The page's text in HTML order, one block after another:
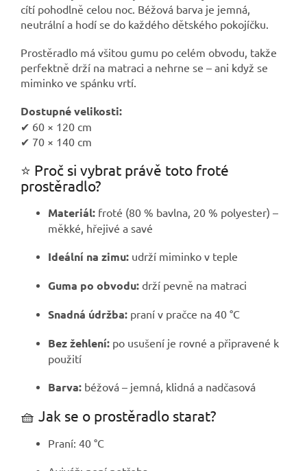
cítí pohodlně celou noc. Béžová barva je jemná,
neutrální a hodí se do každého dětského pokojíčku.
Prostěradlo má všitou gumu po celém obvodu, takže
perfektně drží na matraci a nehrne se – ani když se
miminko ve spánku vrtí.
Dostupné velikosti:
✔ 60 × 120 cm
✔ 70 × 140 cm
⭐ Proč si vybrat právě toto froté
prostěradlo?
Materiál: froté (80 % bavlna, 20 % polyester) –
měkké, hřejivé a savé
Ideální na zimu: udrží miminko v teple
Guma po obvodu: drží pevně na matraci
Snadná údržba: praní v pračce na 40 °C
Bez žehlení: po usušení je rovné a připravené k
použití
Barva: béžová – jemná, klidná a nadčasová
🧺 Jak se o prostěradlo starat?
Praní: 40 °C